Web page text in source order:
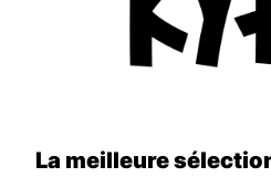
La meilleure